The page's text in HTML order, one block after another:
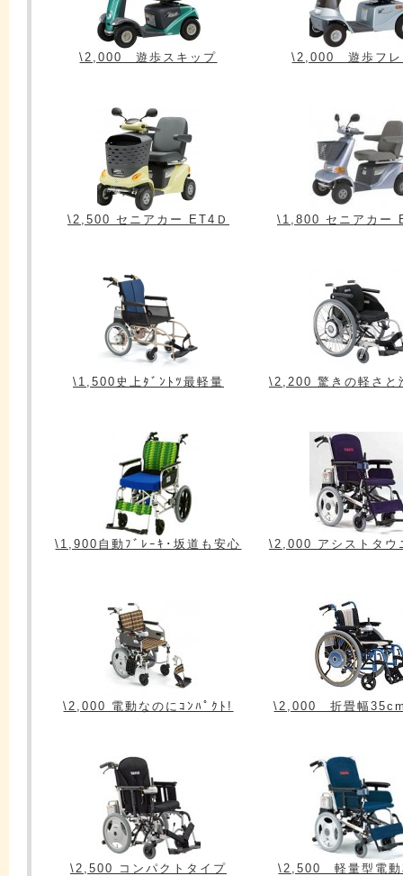
\2,000 遊歩スキップ \2,000 遊歩フレ
\2,500 セニアカー ET4Ｄ \1,800 セニアカー
\1,500史上ﾀﾞﾝﾄﾂ最軽量 \2,200 驚きの軽さと
\1,900自動ﾌﾞﾚｰｷ･坂道も安心 \2,000 アシストタウ
\2,000 電動なのにｺﾝﾊﾟｸﾄ! \2,000 折畳幅
\2,500 コンパクトタイプ \2,500 軽量型電動